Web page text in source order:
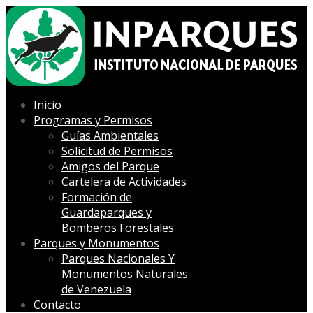
Inicio
Programas y Permisos
Guías Ambientales
Solicitud de Permisos
Amigos del Parque
Cartelera de Actividades
Formación de
Guardaparques y
Bomberos Forestales
Parques y Monumentos
Parques Nacionales Y
Monumentos Naturales
de Venezuela
Contacto